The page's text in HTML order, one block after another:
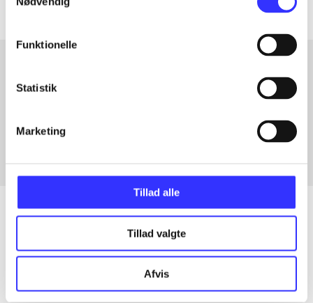
Funktionelle
Statistik
Marketing
Tillad alle
Tillad valgte
Afvis
Artikler med samme emner
Artikler
Alle registrerede artikler fordelt på udgivelser